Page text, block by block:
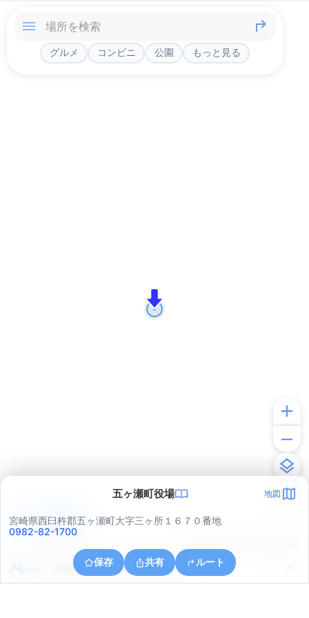
グルメ コンビニ 公園 もっと見る
五ヶ瀬町役場 地図
宮崎県西臼杵郡五ヶ瀬町大字三ヶ所１６７０番地
0982-82-1700
保存 共有 ルート
宮崎県西臼杵郡五ヶ瀬町大字三ヶ所
アプリで見る